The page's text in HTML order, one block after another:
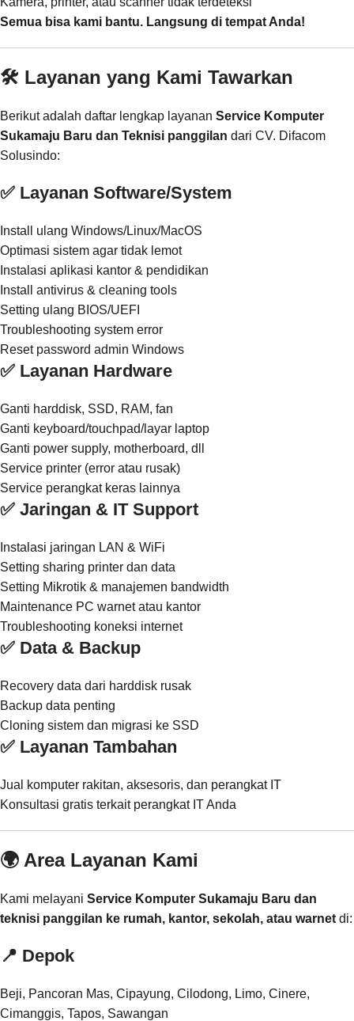
Semua bisa kami bantu. Langsung di tempat Anda!
🛠️ Layanan yang Kami Tawarkan
Berikut adalah daftar lengkap layanan Service Komputer
Sukamaju Baru dan Teknisi panggilan dari CV. Difacom
Solusindo:
✅ Layanan Software/System
Install ulang Windows/Linux/MacOS
Optimasi sistem agar tidak lemot
Instalasi aplikasi kantor & pendidikan
Install antivirus & cleaning tools
Setting ulang BIOS/UEFI
Troubleshooting system error
Reset password admin Windows
✅ Layanan Hardware
Ganti harddisk, SSD, RAM, fan
Ganti keyboard/touchpad/layar laptop
Ganti power supply, motherboard, dll
Service printer (error atau rusak)
Service perangkat keras lainnya
✅ Jaringan & IT Support
Instalasi jaringan LAN & WiFi
Setting sharing printer dan data
Setting Mikrotik & manajemen bandwidth
Maintenance PC warnet atau kantor
Troubleshooting koneksi internet
✅ Data & Backup
Recovery data dari harddisk rusak
Backup data penting
Cloning sistem dan migrasi ke SSD
✅ Layanan Tambahan
Jual komputer rakitan, aksesoris, dan perangkat IT
Konsultasi gratis terkait perangkat IT Anda
🌍 Area Layanan Kami
Kami melayani Service Komputer Sukamaju Baru dan
teknisi panggilan ke rumah, kantor, sekolah, atau warnet di:
📍 Depok
Beji, Pancoran Mas, Cipayung, Cilodong, Limo, Cinere,
Cimanggis, Tapos, Sawangan